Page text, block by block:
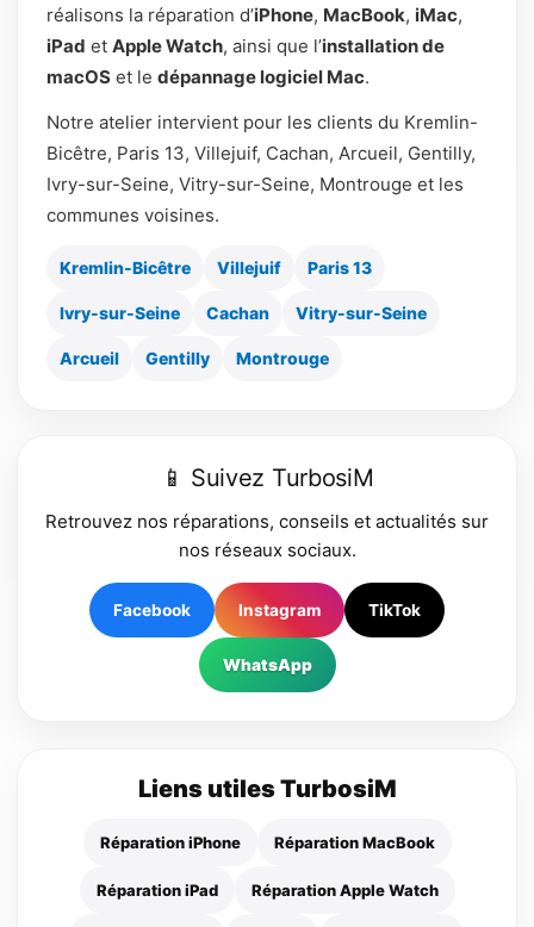
réalisons la réparation d’iPhone, MacBook, iMac,
iPad et Apple Watch, ainsi que l’installation de
macOS et le dépannage logiciel Mac.
Notre atelier intervient pour les clients du Kremlin-
Bicêtre, Paris 13, Villejuif, Cachan, Arcueil, Gentilly,
Ivry-sur-Seine, Vitry-sur-Seine, Montrouge et les
communes voisines.
Kremlin-Bicêtre Villejuif Paris 13
Ivry-sur-Seine Cachan Vitry-sur-Seine
Arcueil Gentilly Montrouge
📱 Suivez TurbosiM
Retrouvez nos réparations, conseils et actualités sur
nos réseaux sociaux.
Facebook Instagram TikTok
WhatsApp
Liens utiles TurbosiM
Réparation iPhone Réparation MacBook
Réparation iPad Réparation Apple Watch